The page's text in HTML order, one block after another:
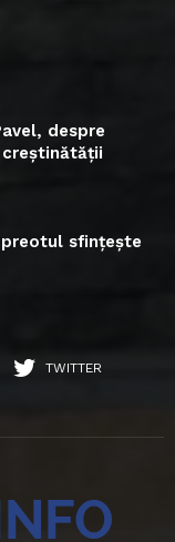
despre
sfințește
TWITTER